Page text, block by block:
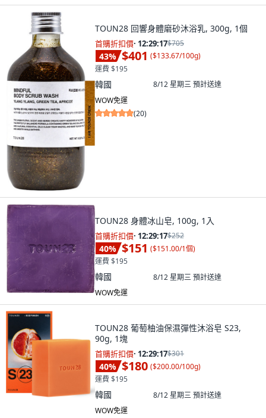
TOUN28 回響身體磨砂沐浴乳, 300g, 1個
首購折扣價· 12:29:15$705
43% $401 ($133.67/100g)
運費 $195
韓國 8/12 星期三預計送達
WOW免運
(20)
TOUN28 身體冰山皂, 100g, 1入
首購折扣價· 12:29:15$252
40% $151 ($151.00/1個)
運費 $195
韓國 8/12 星期三預計送達
WOW免運
TOUN28 葡萄柚油保濕彈性沐浴皂 S23,
90g, 1塊
首購折扣價· 12:29:15$301
40% $180 ($200.00/100g)
運費 $195
韓國 8/12 星期三預計送達
WOW免運